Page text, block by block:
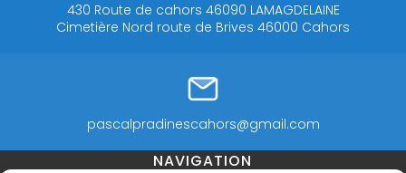
430 Route de cahors 46090 LAMAGDELAINE
Cimetière Nord route de Brives 46000 Cahors
pascalpradinescahors@gmail.com
NAVIGATION